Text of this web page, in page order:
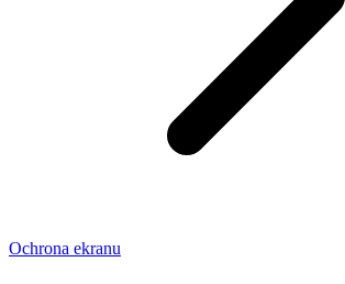
Ochrona ekranu